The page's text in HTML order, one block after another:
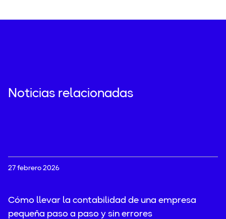
Noticias relacionadas
27 febrero 2026
Cómo llevar la contabilidad de una empresa
pequeña paso a paso y sin errores